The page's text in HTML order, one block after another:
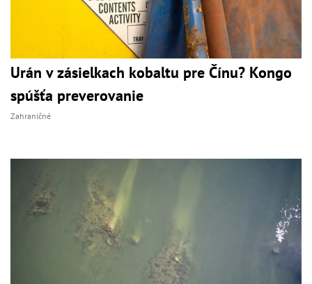
Urán v zásielkach kobaltu pre Čínu? Kongo
spúšťa preverovanie
Zahraničné